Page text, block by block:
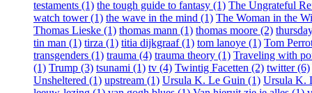
testaments (1) the tough guide to fantasy (1) The Ungrateful
watch tower (1) the wave in the mind (1) The Woman in the
Thomas Lieske (1) thomas mann (1) thomas moore (2)
tin man (1) tirza (1) titia dijkgraaf (1) tom lanoye (1) Tom
transgenders (1) trauma (4) trauma theory (1) Traveling with
(1) Trump (3) tsunami (1) tv (4) Twintig Facetten (2) twitter (6)
Unsheltered (1) upstream (1) Ursula K. Le Guin (1) Ursula K.